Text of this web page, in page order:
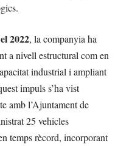
2022, la companyia ha
a nivell estructural com en
industrial i ampliant
impuls s’ha vist
amb l’Ajuntament de
25 vehicles
temps rècord, incorporant